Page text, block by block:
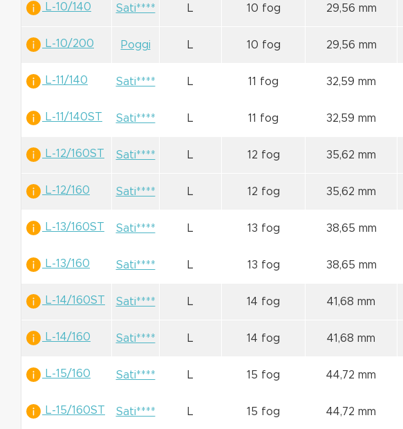
L-10/140 Sati**** L 10 fog 29,56 mm
L-10/200 Poggi L 10 fog 29,56 mm
L-11/140 Sati**** L 11 fog 32,59 mm
L-11/140ST Sati**** L 11 fog 32,59 mm
L-12/160ST Sati**** L 12 fog 35,62 mm
L-12/160 Sati**** L 12 fog 35,62 mm
L-13/160ST Sati**** L 13 fog 38,65 mm
L-13/160 Sati**** L 13 fog 38,65 mm
L-14/160ST Sati**** L 14 fog 41,68 mm
L-14/160 Sati**** L 14 fog 41,68 mm
L-15/160 Sati**** L 15 fog 44,72 mm
L-15/160ST Sati**** L 15 fog 44,72 mm